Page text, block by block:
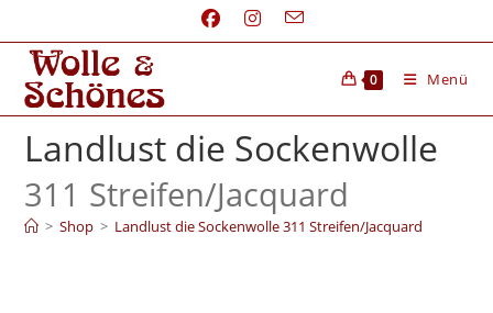
0 Menü
Landlust die Sockenwolle
311 Streifen/Jacquard
> Shop > Landlust die Sockenwolle 311 Streifen/Jacquard